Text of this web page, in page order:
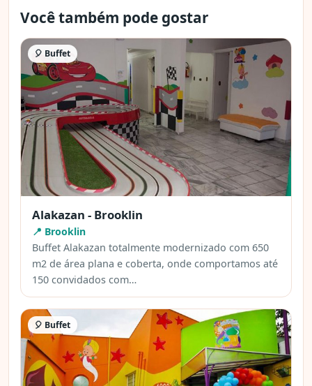
Você também pode gostar
🎈 Buffet
Alakazan - Brooklin
📍 Brooklin
Buffet Alakazan totalmente modernizado com 650
m2 de área plana e coberta, onde comportamos até
150 convidados com…
🎈 Buffet